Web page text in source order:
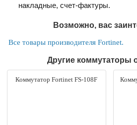
накладные, счет-фактуры.
Возможно, вас
Все товары производителя Fortinet.
Другие коммутаторы
Коммутатор Fortinet FS-108F